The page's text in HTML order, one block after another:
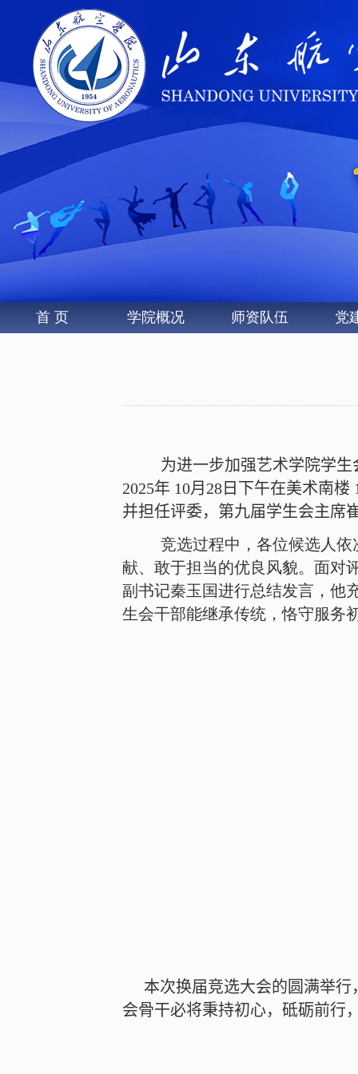
首 页 学院概况 师资队伍 党
为进一步加强艺术学院学
2025年 10月 28日下午在美术南楼
并担任评委，第九届学生会主席
竞选过程中，各位候选人
献、敢于担当的优良风貌。面对
副书记秦玉国进行总结发言，他
生会干部能继承传统，恪守服务
本次换届竞选大会的圆满举
会骨干必将秉持初心，砥砺前行